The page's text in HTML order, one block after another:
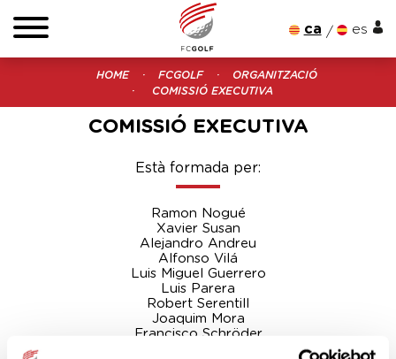
ca es
HOME FCGOLF
ORGANITZACIÓ
COMISSIÓ EXECUTIVA
COMISSIÓ EXECUTIVA
Està formada per:
Ramon Nogué
Xavier Susan
Alejandro Andreu
Alfonso Vilá
Luis Miguel Guerrero
Luis Parera
Robert Serentill
Joaquim Mora
Francisco Schröder